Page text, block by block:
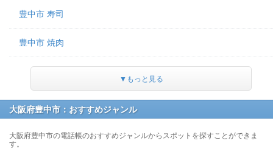
豊中市 寿司
豊中市 焼肉
▼もっと見る
大阪府豊中市：おすすめジャンル
大阪府豊中市の電話帳のおすすめジャンルからスポットを探すことができま
す。